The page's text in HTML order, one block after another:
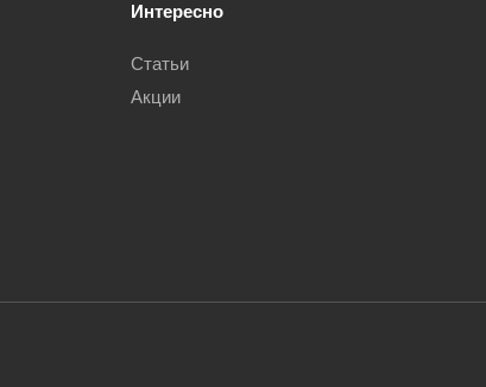
Интересно
Статьи
Акции